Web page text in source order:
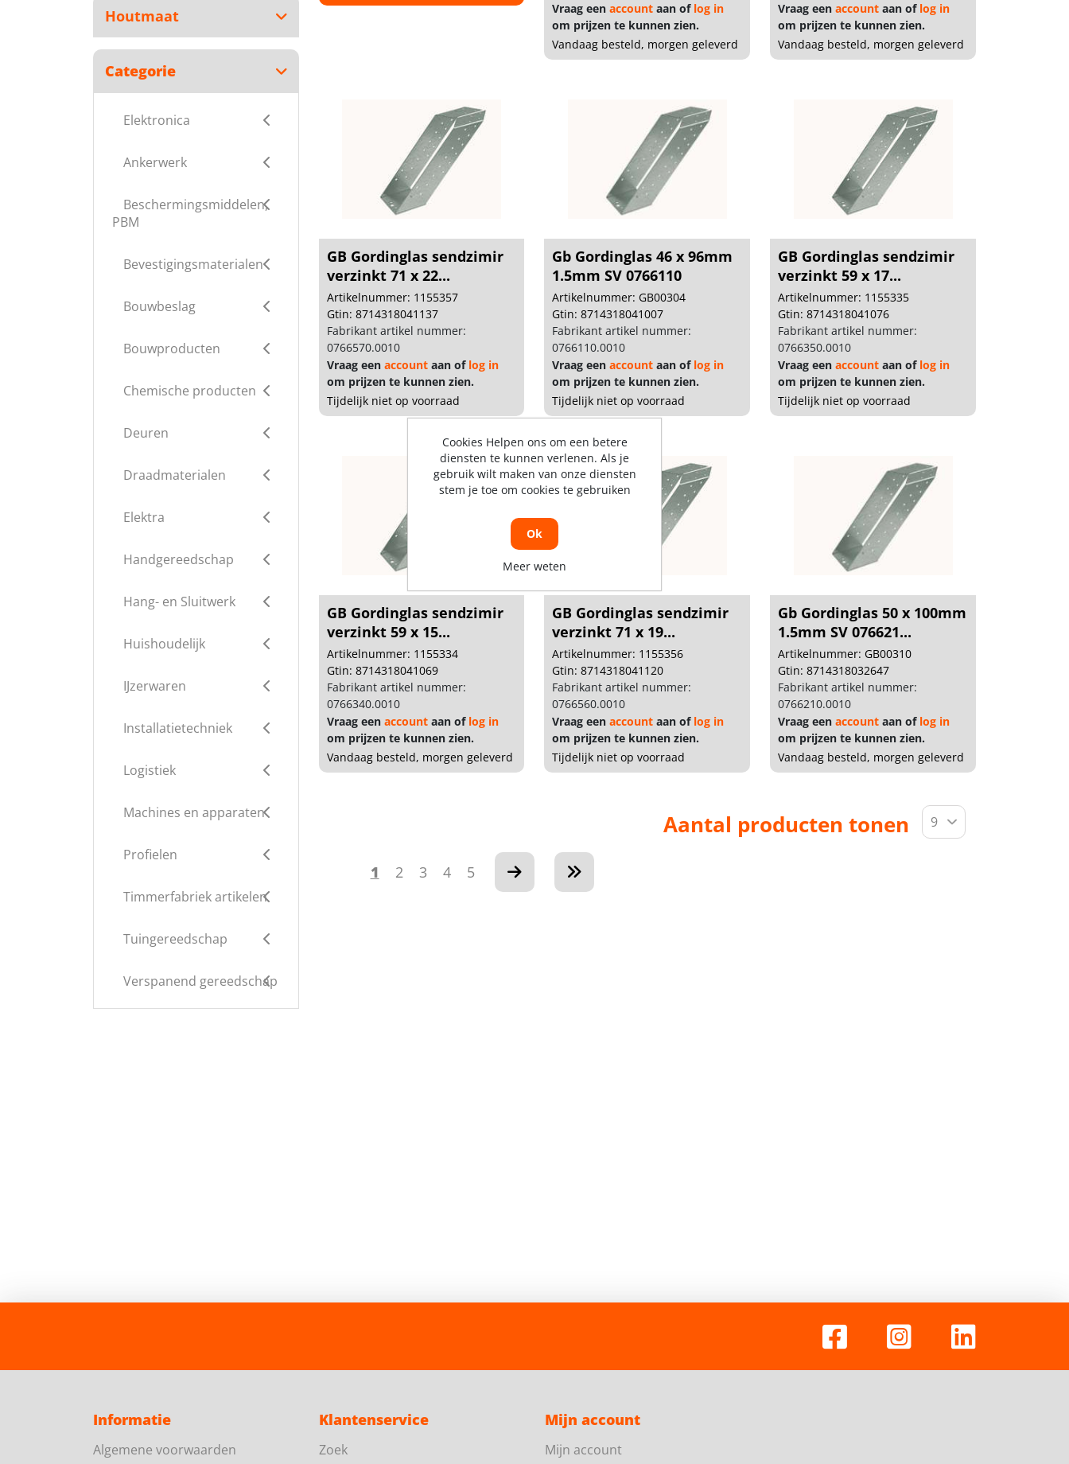
Houtmaat
Categorie
Elektronica
Ankerwerk
Beschermingsmiddelen,
PBM
Bevestigingsmaterialen
Bouwbeslag
Bouwproducten
Chemische producten
Deuren
Draadmaterialen
Elektra
Handgereedschap
Hang- en Sluitwerk
Huishoudelijk
IJzerwaren
Installatietechniek
Logistiek
Machines en apparaten
Profielen
Timmerfabriek artikelen
Tuingereedschap
Verspanend gereedschap
Vraag eenaccount aan of log in
om prijzen te kunnen zien.
Vandaag besteld, morgen geleverd
Vraag eenaccount aan of log in
om prijzen te kunnen zien.
Vandaag besteld, morgen geleverd
GB Gordinglas sendzimir
verzinkt 71 x 22...
Artikelnummer: 1155357
Gtin: 8714318041137
Fabrikant artikel nummer:
0766570.0010
Vraag een accountaan of log in
om prijzen te kunnen zien.
Tijdelijk niet op voorraad
Gb Gordinglas 46 x 96mm
1.5mm SV 0766110
Artikelnummer: GB00304
Gtin: 8714318041007
Fabrikant artikel nummer:
0766110.0010
Vraag eenaccount aan of log in
om prijzen te kunnen zien.
Tijdelijk niet op voorraad
GB Gordinglas sendzimir
verzinkt 59 x 17...
Artikelnummer: 1155335
Gtin: 8714318041076
Fabrikant artikel nummer:
0766350.0010
Vraag eenaccount aan of log in
om prijzen te kunnen zien.
Tijdelijk niet op voorraad
GB Gordinglas sendzimir
verzinkt 59 x 15...
Artikelnummer: 1155334
Gtin: 8714318041069
Fabrikant artikel nummer:
0766340.0010
Vraag een accountaan of log in
om prijzen te kunnen zien.
Vandaag besteld, morgen geleverd
GB Gordinglas sendzimir
verzinkt 71 x 19...
Artikelnummer: 1155356
Gtin: 8714318041120
Fabrikant artikel nummer:
0766560.0010
Vraag eenaccount aan of log in
om prijzen te kunnen zien.
Tijdelijk niet op voorraad
Gb Gordinglas 50 x 100mm
1.5mm SV 076621...
Artikelnummer: GB00310
Gtin: 8714318032647
Fabrikant artikel nummer:
0766210.0010
Vraag eenaccount aan of log in
om prijzen te kunnen zien.
Vandaag besteld, morgen geleverd
1 2 3 4 5
Aantal producten tonen
Informatie
Algemene voorwaarden
Klantenservice
Zoek
Mijn account
Mijn account
Cookies Helpen ons om een betere
diensten te kunnen verlenen. Als je
gebruik wilt maken van onze diensten
stem je toe om cookies te gebruiken
Ok
Meer weten